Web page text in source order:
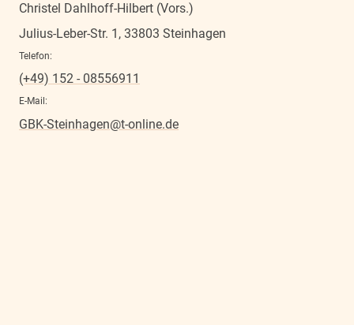
Christel Dahlhoff-Hilbert (Vors.)
Julius-Leber-Str. 1, 33803 Steinhagen
Telefon:
(+49) 152 - 08556911
E-Mail:
GBK-Steinhagen@t-online.de